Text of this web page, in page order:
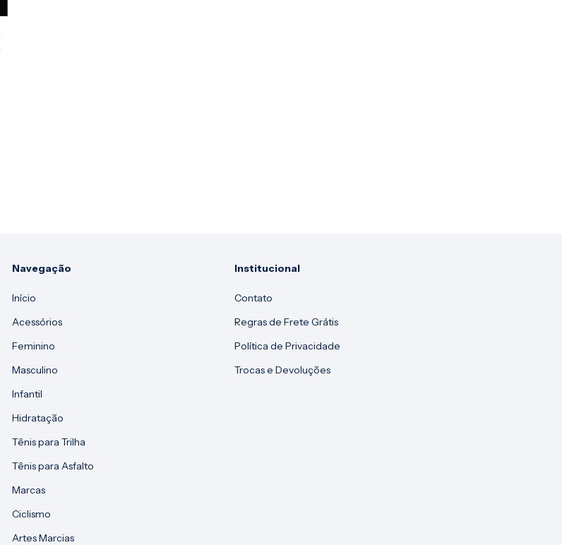
Navegação
Início
Acessórios
Feminino
Masculino
Infantil
Hidratação
Tênis para Trilha
Tênis para Asfalto
Marcas
Ciclismo
Artes Marcias
Institucional
Contato
Regras de Frete Grátis
Política de Privacidade
Trocas e Devoluções